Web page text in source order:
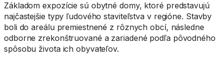
Základom expozície sú obytné domy, ktoré predstavujú
najčastejšie typy ľudového staviteľstva v regióne. Stavby
boli do areálu premiestnené z rôznych obcí, následne
odborne zrekonštruované a zariadené podľa pôvodného
spôsobu života ich obyvateľov.